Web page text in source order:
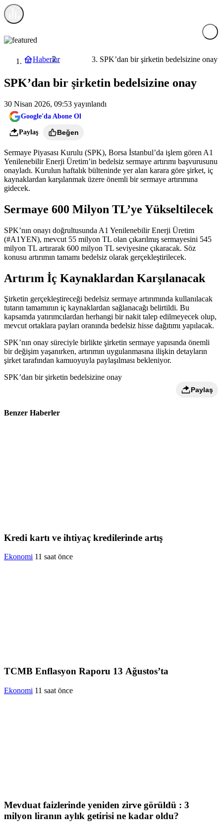
Haberler Ekonomi SPK’dan bir şirketin bedelsizine onay
SPK’dan bir şirketin bedelsizine onay
30 Nisan 2026, 09:53 yayınlandı
Google'da Abone Ol
Paylaş Beğen
Sermaye Piyasası Kurulu (SPK), Borsa İstanbul’da işlem gören A1
Yenilenebilir Enerji Üretim’in bedelsiz sermaye artırımı başvurusunu
onayladı. Kurulun haftalık bülteninde yer alan karara göre şirket, iç
kaynaklardan karşılanmak üzere önemli bir sermaye artırımına
gidecek.
Sermaye 600 Milyon TL’ye Yükseltilecek
SPK’nın onayı doğrultusunda A1 Yenilenebilir Enerji Üretim
(#A1YEN), mevcut 55 milyon TL olan çıkarılmış sermayesini 545
milyon TL artırarak 600 milyon TL seviyesine çıkaracak. Söz
konusu artırımın tamamı bedelsiz olarak gerçekleştirilecek.
Artırım İç Kaynaklardan Karşılanacak
Şirketin gerçekleştireceği bedelsiz sermaye artırımında kullanılacak
tutarın tamamının iç kaynaklardan sağlanacağı belirtildi. Bu
kapsamda yatırımcılardan herhangi bir nakit talep edilmeyecek olup,
mevcut ortaklara payları oranında bedelsiz hisse dağıtımı yapılacak.
SPK’nın onay süreciyle birlikte şirketin sermaye yapısında önemli
bir değişim yaşanırken, artırımın uygulanmasına ilişkin detayların
şirket tarafından kamuoyuyla paylaşılması bekleniyor.
SPK’dan bir şirketin bedelsizine onay
Paylaş
Benzer Haberler
Kredi kartı ve ihtiyaç kredilerinde artış
Ekonomi 11 saat önce
TCMB Enflasyon Raporu 13 Ağustos’ta
Ekonomi 11 saat önce
Mevduat faizlerinde yeniden zirve görüldü : 3
milyon liranın aylık getirisi ne kadar oldu?